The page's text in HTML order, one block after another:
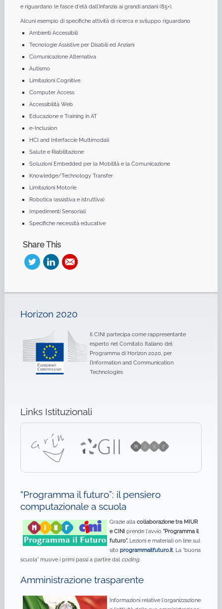
e riguardano le fasce d'età dall'infanzia ai grandi anziani (85+).
Alcuni esempio di specifiche attività di ricerca e sviluppo riguardano
Ambienti Accessibili
Tecnologie Assistive per Disabili ed Anziani
Comunicazione Alternativa
Autismo
Limitazioni Cognitive
Computer Access
Accessibilità Web
Educazione e Training in AT
e-Inclusion
HCI and Interfaccie Multimodali
Salute e Riabilitazione
Soluzioni Embedded per la Mobilità e la Comunicazione
Knowledge/Technology Transfer
Limitazioni Motorie
Robotica (assistiva e istruttiva)
Impedimenti Sensoriali
Specifiche necessità educative
Share This
Horizon 2020
Il CINI partecipa come rappresentante
esperto nel Comitato Italiano del
Programma di Horizon 2020, per
l’Information and Communication
Technologies
Links Istituzionali
“Programma il futuro”: il pensiero
computazionale a scuola
Grazie alla collaborazione tra MIUR
e CINI prende l'avvio "Programma il
futuro". Lezioni e materiali on line sul
sito programmailfuturo.it. La “buona
scuola” muove i primi passi a partire dal coding.
Amministrazione trasparente
Informazioni relative l'organizzazione